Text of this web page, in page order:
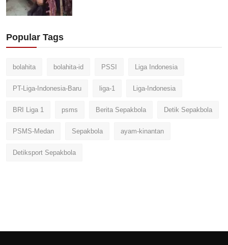
Popular Tags
bolahita bolahita-id PSSI Liga Indonesia
PT-Liga-Indonesia-Baru liga-1 Liga-Indonesia
BRI Liga 1 psms Berita Sepakbola Detik Sepakbola
PSMS-Medan Sepakbola ayam-kinantan
Detiksport Sepakbola